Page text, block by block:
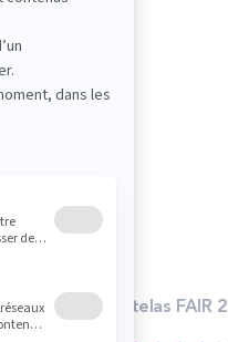
Matelas FAIR 2